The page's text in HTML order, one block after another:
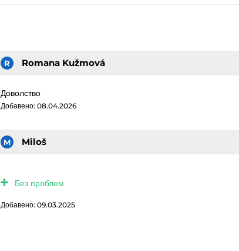
R Romana Kužmová
Доволство
Добавено: 08.04.2026
M Miloš
Без проблем
Добавено: 09.03.2025